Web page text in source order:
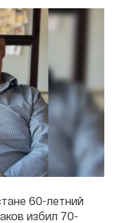
60-летний
избил 70-